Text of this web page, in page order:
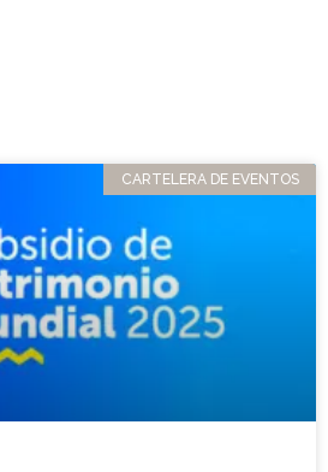
CARTELERA DE EVENTOS